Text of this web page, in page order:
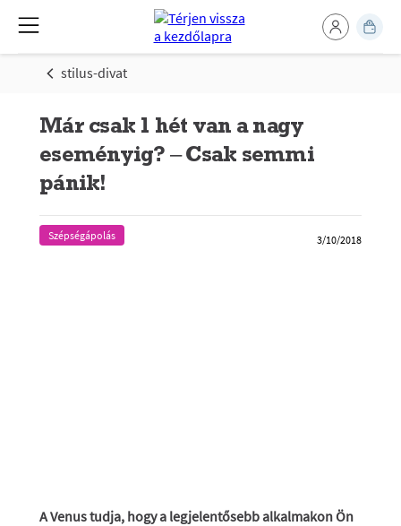
stilus-divat
Már csak 1 hét van a nagy
eseményig? – Csak semmi
pánik!
Szépségápolás 3/10/2018
A Venus tudja, hogy a legjelentősebb alkalmakon Ön